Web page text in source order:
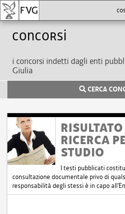
Concorsi
i concorsi indetti dagli enti
Giulia
CERCA
RICERCA
STUDIO
I testi pubblicati
consultazione documentale privo di
responsabilità degli stessi è in capo